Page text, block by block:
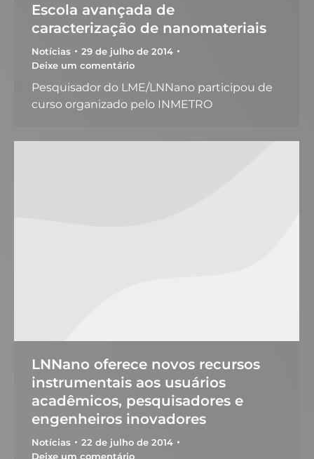
Escola avançada de
caracterização de nanomateriais
Notícias
29 de julho de 2014
Deixe um comentário
Pesquisador do LME/LNNano participou de
curso organizado pelo INMETRO
LNNano oferece novos recursos
instrumentais aos usuários
acadêmicos, pesquisadores e
engenheiros inovadores
Notícias
22 de julho de 2014
Deixe um comentário